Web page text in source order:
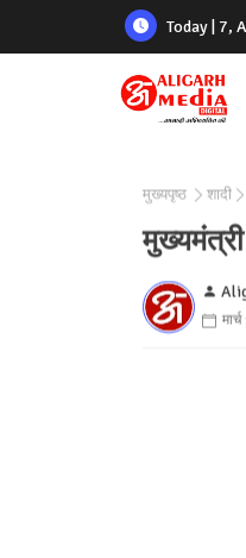
Today | 7,
मुख्यपृष्ठ शादी